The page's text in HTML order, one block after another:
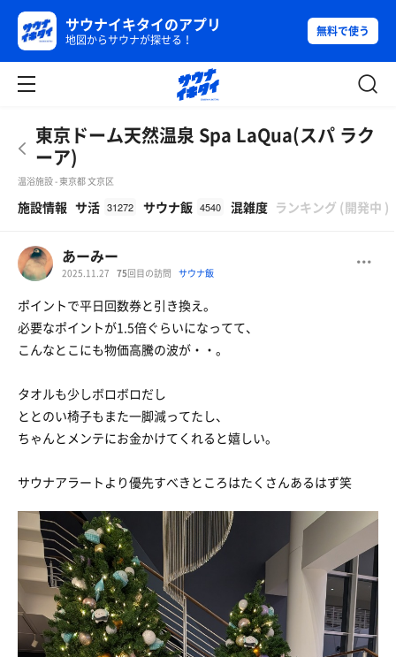
サウナイキタイのアプリ
地図からサウナが探せる！
無料で使う
東京ドーム天然温泉 Spa LaQua(スパ ラク
ーア)
温浴施設 - 東京都 文京区
施設情報 サ活 31272 サウナ飯 4540 混雑度 ランキング (開発中 )
あーみー
2025.11.27 75回目の訪問 サウナ飯
ポイントで平日回数券と引き換え。
必要なポイントが1.5倍ぐらいになってて、
こんなとこにも物価高騰の波が・・。
タオルも少しボロボロだし
ととのい椅子もまた一脚減ってたし、
ちゃんとメンテにお金かけてくれると嬉しい。
サウナアラートより優先すべきところはたくさんあるはず笑